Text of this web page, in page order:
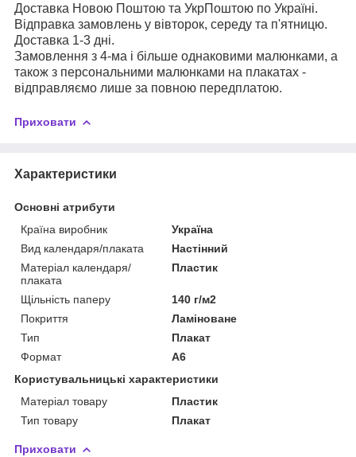
Доставка Новою Поштою та УкрПоштою по Україні.
Відправка замовлень у вівторок, середу та п'ятницю.
Доставка 1-3 дні.
Замовлення з 4-ма і більше однаковими малюнками, а
також з персональними малюнками на плакатах -
відправляємо лише за повною передплатою.
Приховати
Характеристики
Основні атрибути
Країна виробник
Україна
Вид календаря/плаката
Настінний
Матеріал календаря/
плаката
Пластик
Щільність паперу
140 г/м2
Покриття
Ламіноване
Тип
Плакат
Формат
A6
Користувальницькі характеристики
Матеріал товару
Пластик
Тип товару
Плакат
Приховати